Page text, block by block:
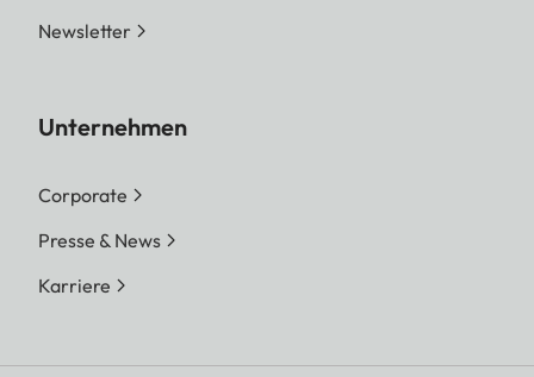
Newsletter
Unternehmen
Corporate
Presse & News
Karriere